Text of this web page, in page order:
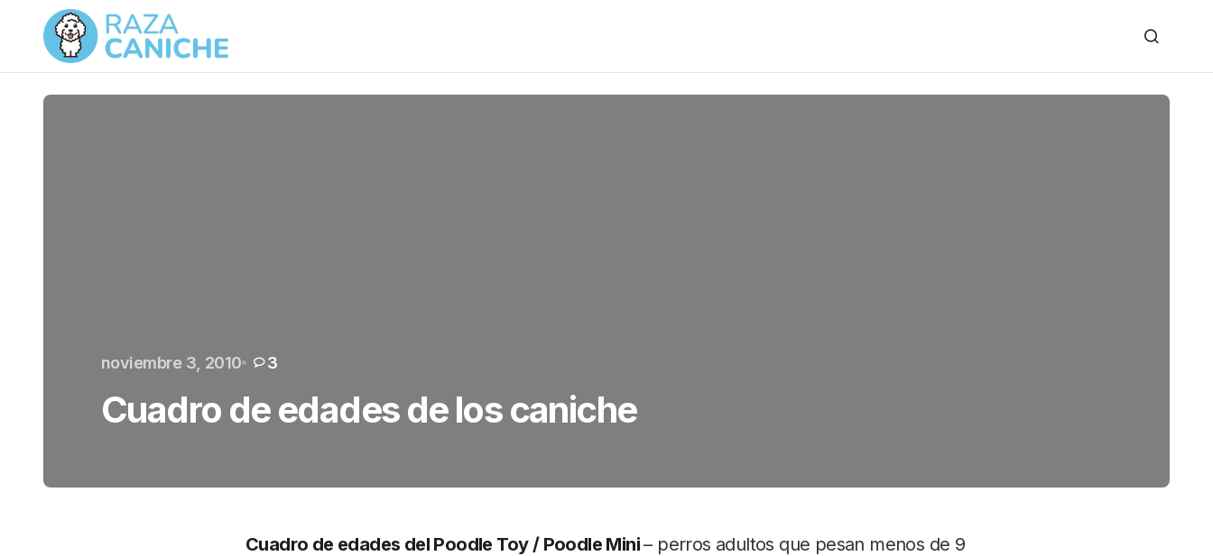
noviembre 3, 2010 3
Cuadro de edades de los caniche
Cuadro de edades del Poodle Toy / Poodle Mini– perros adultos que pesan menos de 9